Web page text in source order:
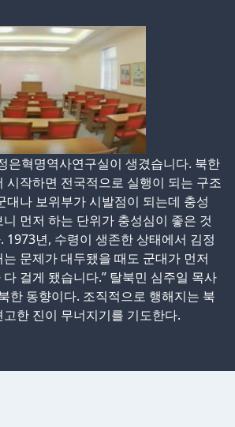
은혁명역사연구실이 생겼습니다. 북한
시작하면 전국적으로 실행이 되는 구조
대나 보위부가 시발점이 되는데 충성
먼저 하는 단위가 충성심이 좋은 것
1973년, 수령이 생존한 상태에서 김정
문제가 대두됐을 때도 군대가 먼저
걸게 됐습니다.” 탈북민 심주일 목사
한 동향이다. 조직적으로 행해지는 북
한 진이 무너지기를 기도한다.